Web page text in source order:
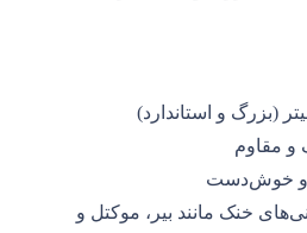
مقاوم
و خوش‌دست
خنک مانند بیر، موکتل و